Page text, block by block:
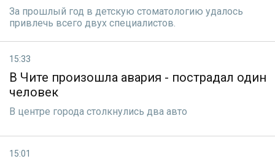
За прошлый год в детскую стоматологию удалось
привлечь всего двух специалистов.
15:33
В Чите произошла авария - пострадал один
человек
В центре города столкнулись два авто
15:01